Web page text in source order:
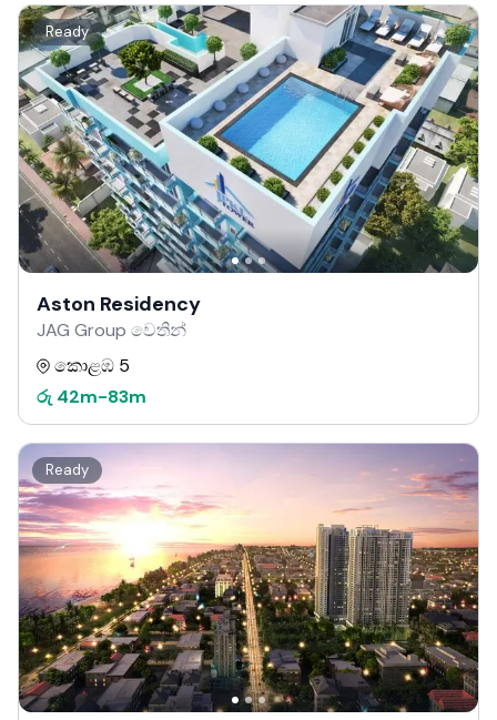
Ready
Aston Residency
JAG Group වෙතින්
කොළඹ 5
රු 42m-83m
Ready